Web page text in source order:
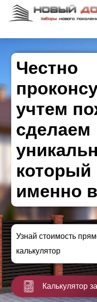
Честно
учтем
сделаем
который
именно
Узнай стоимость
калькулятор
Калькулятор